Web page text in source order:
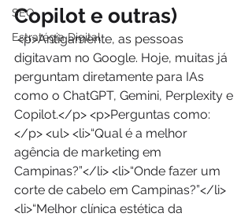
SEO
Estratégia Digital
Copilot e outras)
<p>Antigamente, as pessoas
digitavam no Google. Hoje, muitas já
perguntam diretamente para IAs
como o ChatGPT, Gemini, Perplexity e
Copilot.</p> <p>Perguntas como:
</p> <ul> <li>“Qual é a melhor
agência de marketing em
Campinas?”</li> <li>“Onde fazer um
corte de cabelo em Campinas?”</li>
<li>“Melhor clínica estética da